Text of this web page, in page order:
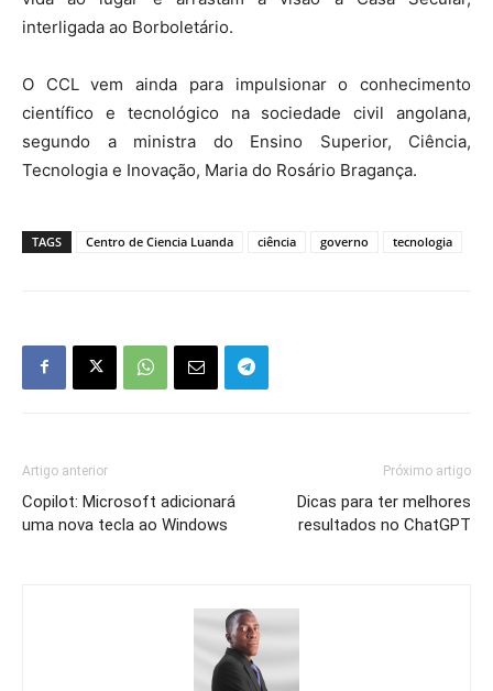
interligada ao Borboletário.
O CCL vem ainda para impulsionar o conhecimento
científico e tecnológico na sociedade civil angolana,
segundo a ministra do Ensino Superior, Ciência,
Tecnologia e Inovação, Maria do Rosário Bragança.
TAGS Centro de Ciencia Luanda ciência governo tecnologia
Artigo anterior
Copilot: Microsoft adicionará
uma nova tecla ao Windows
Próximo artigo
Dicas para ter melhores
resultados no ChatGPT